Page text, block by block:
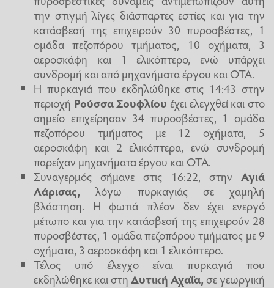
την στιγμή λίγες διάσπαρτες εστίες και για την
κατάσβεσή της επιχειρούν 30 πυροσβέστες, 1
ομάδα πεζοπόρου τμήματος, 10 οχήματα, 3
αεροσκάφη και 1 ελικόπτερο, ενώ υπάρχει
συνδρομή και από μηχανήματα έργου και ΟΤΑ.
Η πυρκαγιά που εκδηλώθηκε στις 14:43 στην
περιοχή Ρούσσα Σουφλίου έχει ελεγχθεί και στο
σημείο επιχείρησαν 34 πυροσβέστες, 1 ομάδα
πεζοπόρου τμήματος με 12 οχήματα, 5
αεροσκάφη και 2 ελικόπτερα, ενώ συνδρομή
παρείχαν μηχανήματα έργου και ΟΤΑ.
Συναγερμός σήμανε στις 16:22, στην Αγιά
Λάρισας, λόγω πυρκαγιάς σε χαμηλή
βλάστηση. Η φωτιά πλέον δεν έχει ενεργό
μέτωπο και για την κατάσβεσή της επιχειρούν 28
πυροσβέστες, 1 ομάδα πεζοπόρου τμήματος με 9
οχήματα, 3 αεροσκάφη και 1 ελικόπτερο.
Τέλος υπό έλεγχο είναι πυρκαγιά που
εκδηλώθηκε και στηΔυτική Αχαΐα,σε γεωργική